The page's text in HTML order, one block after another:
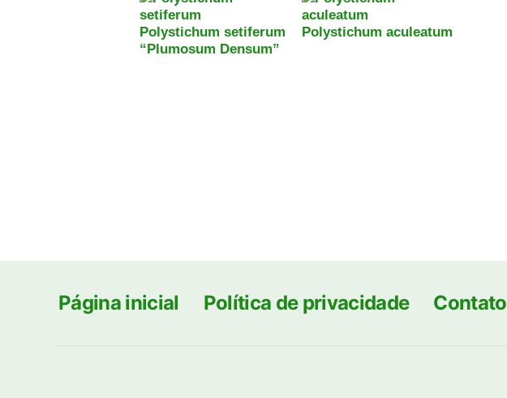
Polystichum setiferum
“Plumosum Densum”
Polystichum aculeatum
Página inicial Política de privacidade Contato